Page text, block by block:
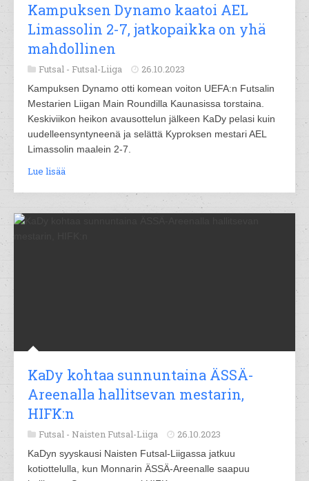
Kampuksen Dynamo kaatoi AEL
Limassolin 2-7, jatkopaikka on yhä
mahdollinen
Futsal - Futsal-Liiga 26.10.2023
Kampuksen Dynamo otti komean voiton UEFA:n Futsalin
Mestarien Liigan Main Roundilla Kaunasissa torstaina.
Keskiviikon heikon avausottelun jälkeen KaDy pelasi kuin
uudelleensyntyneenä ja selättä Kyproksen mestari AEL
Limassolin maalein 2-7.
Lue lisää
KaDy kohtaa sunnuntaina ÄSSÄ-
Areenalla hallitsevan mestarin,
HIFK:n
Futsal - Naisten Futsal-Liiga 26.10.2023
KaDyn syyskausi Naisten Futsal-Liigassa jatkuu
kotiottelulla, kun Monnarin ÄSSÄ-Areenalle saapuu